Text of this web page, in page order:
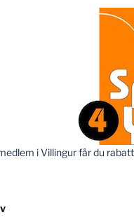
i Villingur får du